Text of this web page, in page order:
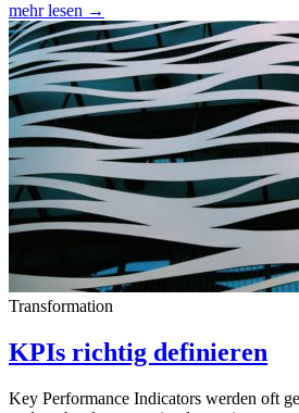
mehr lesen →
Transformation
KPIs richtig definieren
Key Performance Indicators werden oft